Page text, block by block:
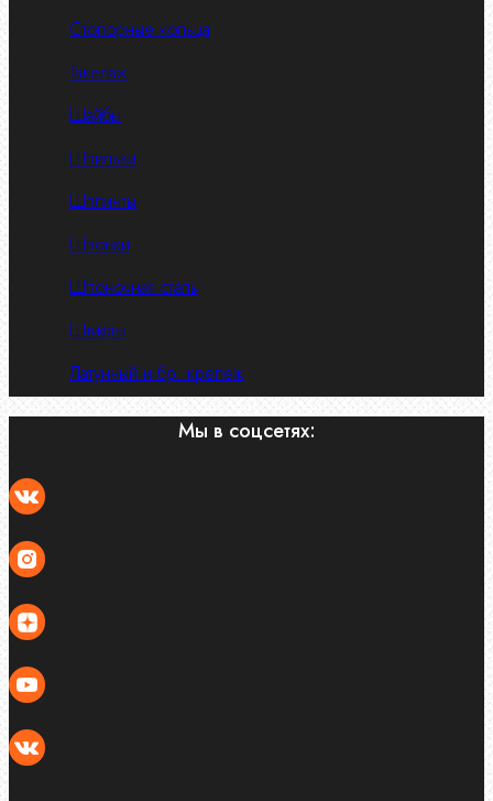
Стопорные кольца
Такелаж
Шайбы
Шпильки
Шплинты
Шпонки
Шпоночная сталь
Штифты
Латунный и бр. крепеж
Мы в соцсетях: